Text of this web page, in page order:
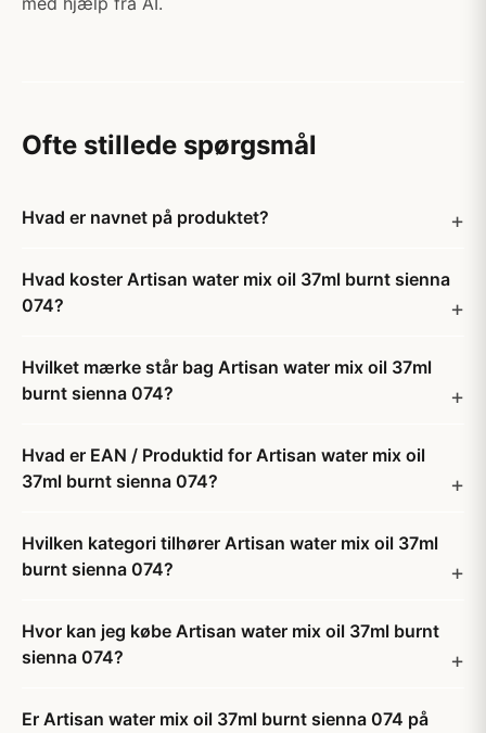
Ofte stillede spørgsmål
Hvad er navnet på produktet?
Hvad koster Artisan water mix oil 37ml burnt sienna
074?
Hvilket mærke står bag Artisan water mix oil 37ml
burnt sienna 074?
Hvad er EAN / Produktid for Artisan water mix oil
37ml burnt sienna 074?
Hvilken kategori tilhører Artisan water mix oil 37ml
burnt sienna 074?
Hvor kan jeg købe Artisan water mix oil 37ml burnt
sienna 074?
Er Artisan water mix oil 37ml burnt sienna 074 på